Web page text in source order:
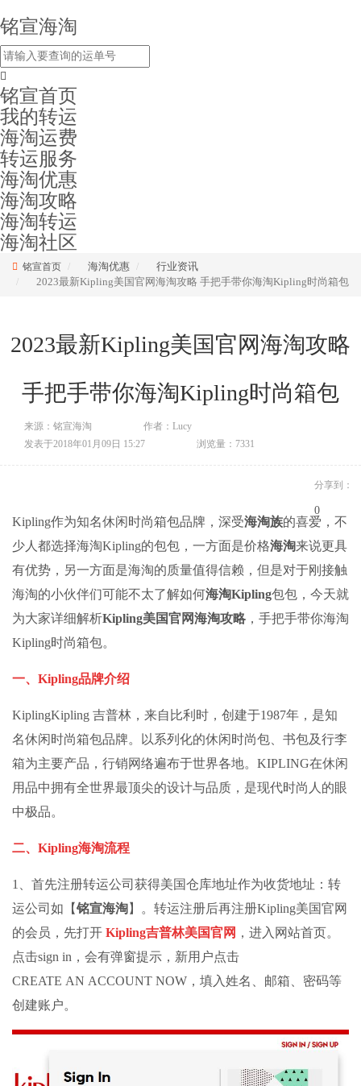
铭宣海淘
铭宣首页
我的转运
海淘运费
转运服务
海淘优惠
海淘攻略
海淘转运
海淘社区
铭宣首页 海淘优惠
行业资讯
2023最新Kipling美国官网海淘攻略 手把手带你海淘Kipling时尚箱包
2023最新Kipling美国官网海淘攻略
手把手带你海淘Kipling时尚箱包
来源：铭宣海淘
作者：Lucy
发表于2018年01月09日 15:27
浏览量：7331
分享到：
0
Kipling作为知名休闲时尚箱包品牌，深受海淘族的喜爱，不
少人都选择海淘Kipling的包包，一方面是价格海淘来说更具
有优势，另一方面是海淘的质量值得信赖，但是对于刚接触
海淘的小伙伴们可能不太了解如何海淘Kipling包包，今天就
为大家详细解析Kipling美国官网海淘攻略 ，手把手带你海淘
Kipling时尚箱包。
一、Kipling品牌介绍
KiplingKipling 吉普林，来自比利时，创建于1987年，是知
名休闲时尚箱包品牌。以系列化的休闲时尚包、书包及行李
箱为主要产品，行销网络遍布于世界各地。KIPLING在休闲
用品中拥有全世界最顶尖的设计与品质，是现代时尚人的眼
中极品。
二、Kipling海淘流程
1、首先注册转运公司 获得美国仓库地址作为收货地址： 转
运公司 如【铭宣海淘】。转运注册后再注册Kipling美国官网
的会员，先打开 Kipling吉普林美国官网 ，进入网站首页。
点击sign in，会有弹窗提示，新用户点击
CREATE AN ACCOUNT NOW，填入姓名、邮箱、密码等
创建账户。